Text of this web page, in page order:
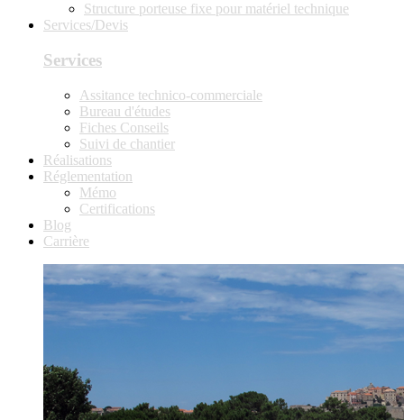
Structure porteuse fixe pour matériel technique
Services/Devis
Services
Assitance technico-commerciale
Bureau d'études
Fiches Conseils
Suivi de chantier
Réalisations
Réglementation
Mémo
Certifications
Blog
Carrière